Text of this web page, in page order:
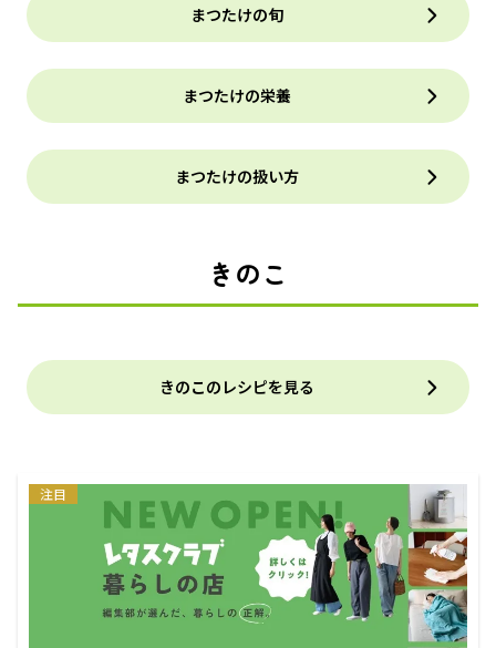
まつたけの旬
まつたけの栄養
まつたけの扱い方
きのこ
きのこのレシピを見る
注目